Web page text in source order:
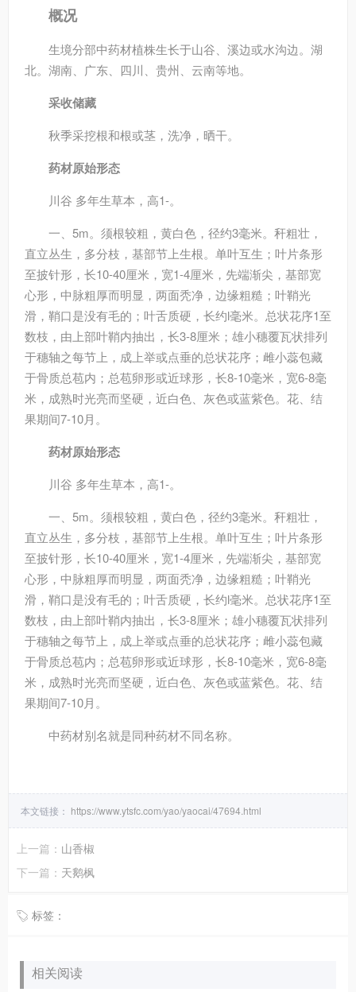
概况
生境分部中药材植株生长于山谷、溪边或水沟边。湖
北。湖南、广东、四川、贵州、云南等地。
采收储藏
秋季采挖根和根或茎，洗净，晒干。
药材原始形态
川谷 多年生草本，高1-。
一、5m。须根较粗，黄白色，径约3毫米。秆粗壮，
直立丛生，多分枝，基部节上生根。单叶互生；叶片条形
至披针形，长10-40厘米，宽1-4厘米，先端渐尖，基部宽
心形，中脉粗厚而明显，两面秃净，边缘粗糙；叶鞘光
滑，鞘口是没有毛的；叶舌质硬，长约l毫米。总状花序1至
数枝，由上部叶鞘内抽出，长3-8厘米；雄小穗覆瓦状排列
于穗轴之每节上，成上举或点垂的总状花序；雌小蕊包藏
于骨质总苞内；总苞卵形或近球形，长8-10毫米，宽6-8毫
米，成熟时光亮而坚硬，近白色、灰色或蓝紫色。花、结
果期间7-10月。
药材原始形态
川谷 多年生草本，高1-。
一、5m。须根较粗，黄白色，径约3毫米。秆粗壮，
直立丛生，多分枝，基部节上生根。单叶互生；叶片条形
至披针形，长10-40厘米，宽1-4厘米，先端渐尖，基部宽
心形，中脉粗厚而明显，两面秃净，边缘粗糙；叶鞘光
滑，鞘口是没有毛的；叶舌质硬，长约l毫米。总状花序1至
数枝，由上部叶鞘内抽出，长3-8厘米；雄小穗覆瓦状排列
于穗轴之每节上，成上举或点垂的总状花序；雌小蕊包藏
于骨质总苞内；总苞卵形或近球形，长8-10毫米，宽6-8毫
米，成熟时光亮而坚硬，近白色、灰色或蓝紫色。花、结
果期间7-10月。
中药材别名就是同种药材不同名称。
本文链接： https://www.ytsfc.com/yao/yaocai/47694.html
上一篇： 山香椒
下一篇： 天鹅枫
标签：
相关阅读